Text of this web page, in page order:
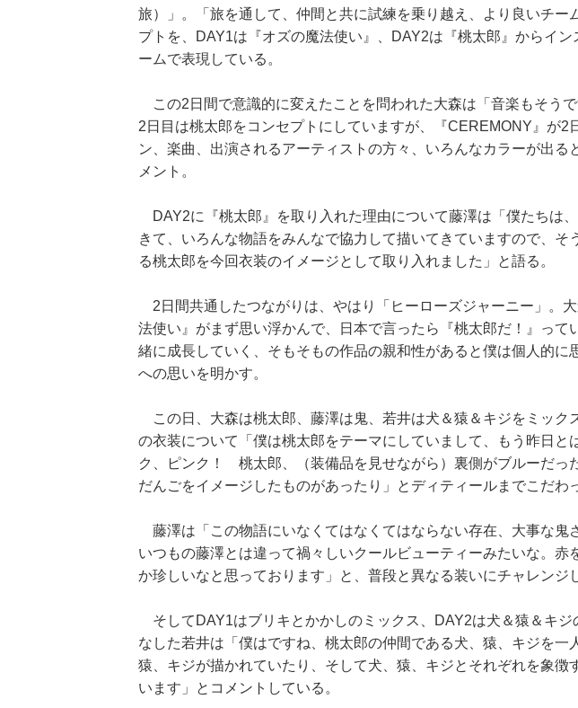
旅）」。「旅を通して、仲間と共に試練を乗り越え、より良いチー
プトを、DAY1は『オズの魔法使い』、DAY2は『桃太郎』からイン
ームで表現している。
この2日間で意識的に変えたことを問われた大森は「音楽もそうで
2日目は桃太郎をコンセプトにしていますが、『CEREMONY』が2
ン、楽曲、出演されるアーティストの方々、いろんなカラーが出る
メント。
DAY2に『桃太郎』を取り入れた理由について藤澤は「僕たちは
きて、いろんな物語をみんなで協力して描いてきていますので、そ
る桃太郎を今回衣装のイメージとして取り入れました」と語る。
2日間共通したつながりは、やはり「ヒーローズジャーニー」。
法使い』がまず思い浮かんで、日本で言ったら『桃太郎だ！』って
緒に成長していく、そもそもの作品の親和性があると僕は個人的に
への思いを明かす。
この日、大森は桃太郎、藤澤は鬼、若井は犬＆猿＆キジをミック
の衣装について「僕は桃太郎をテーマにしていまして、もう昨日と
ク、ピンク！ 桃太郎、（装備品を見せながら）裏側がブルーだっ
だんごをイメージしたものがあったり」とディティールまでこだわ
藤澤は「この物語にいなくてはなくてはならない存在、大事な鬼
いつもの藤澤とは違って禍々しいクールビューティーみたいな。赤
か珍しいなと思っております」と、普段と異なる装いにチャレンジ
そしてDAY1はブリキとかかしのミックス、DAY2は犬＆猿＆キジ
なした若井は「僕はですね、桃太郎の仲間である犬、猿、キジを一
猿、キジが描かれていたり、そして犬、猿、キジとそれぞれを象徴
います」とコメントしている。